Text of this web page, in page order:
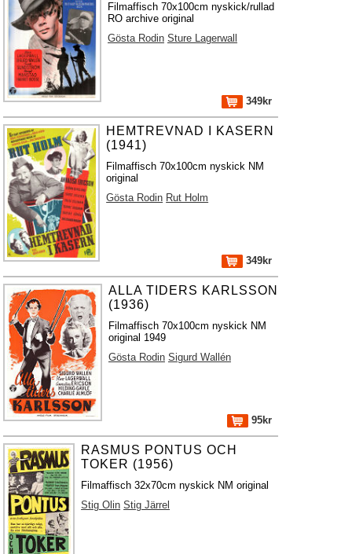
Filmaffisch 70x100cm nyskick/rullad
RO archive original
Gösta Rodin Sture Lagerwall
349kr
HEMTREVNAD I KASERN
(1941)
Filmaffisch 70x100cm nyskick NM
original
Gösta Rodin Rut Holm
349kr
ALLA TIDERS KARLSSON
(1936)
Filmaffisch 70x100cm nyskick NM
original 1949
Gösta Rodin Sigurd Wallén
95kr
RASMUS PONTUS OCH
TOKER (1956)
Filmaffisch 32x70cm nyskick NM original
Stig Olin Stig Järrel